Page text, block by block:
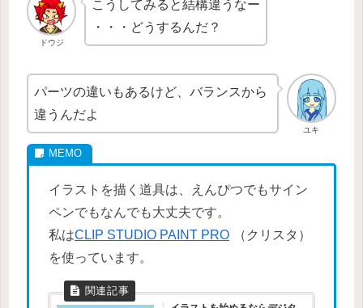
ドウジ
こうしてみると結構違うなー
・・・どうするんだ？
ユキ
パーツの違いもあるけど、バランスから
違うんだよ
イラストを描く道具は、えんぴつでもサイン
ペンでもなんでも大丈夫です。
私はCLIP STUDIO PAINT PRO
（クリスタ）
を使っています。